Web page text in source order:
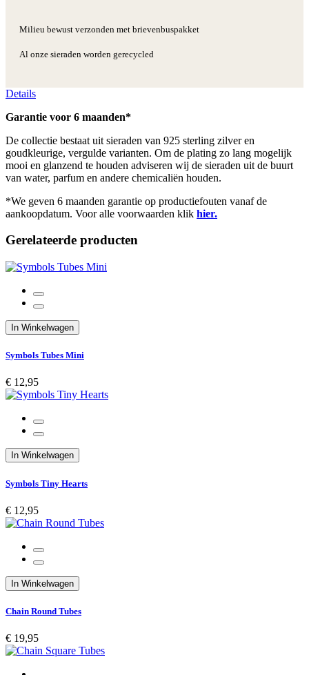
Milieu bewust verzonden met brievenbuspakket
Al onze sieraden worden gerecycled
Details
Garantie voor 6 maanden*
De collectie bestaat uit sieraden van 925 sterling zilver en
goudkleurige, vergulde varianten. Om de plating zo lang mogelijk
mooi en glanzend te houden adviseren wij de sieraden uit de buurt
van water, parfum en andere chemicaliën houden.
*We geven 6 maanden garantie op productiefouten vanaf de
aankoopdatum. Voor alle voorwaarden klik hier.
Gerelateerde producten
In Winkelwagen
Symbols Tubes Mini
€ 12,95
In Winkelwagen
Symbols Tiny Hearts
€ 12,95
In Winkelwagen
Chain Round Tubes
€ 19,95